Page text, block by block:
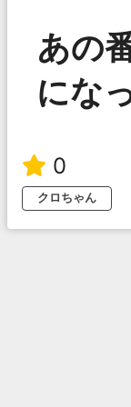
あの
にな
0
クロちゃん